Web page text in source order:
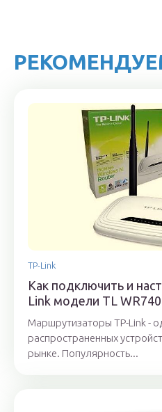
TP-Link
Как подключить и
Link модели TL
Маршрутизаторы TP-Link -
распространенных
рынке. Популярность...